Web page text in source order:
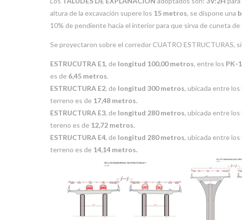
altura de la excavación supere los 15 metros, se dispone una
10% de pendiente hacia el interior para que sirva de cuneta
Se proyectaron sobre el corredor CUATRO ESTRUCTURAS,
ESTRUCUTRA E1, de longitud 100,00 metros, entre los PK-
es de 6,45 metros.
ESTRUCTURA E2, de longitud 300 metros, ubicada entre los
terreno es de 17,48 metros.
ESTRUCTURA E3, de longitud 280 metros, ubicada entre los
tereno es de 12,72 metros.
ESTRUCTURA E4, de longitud 280 metros, ubicada entre los
terreno es de 14,14 metros.